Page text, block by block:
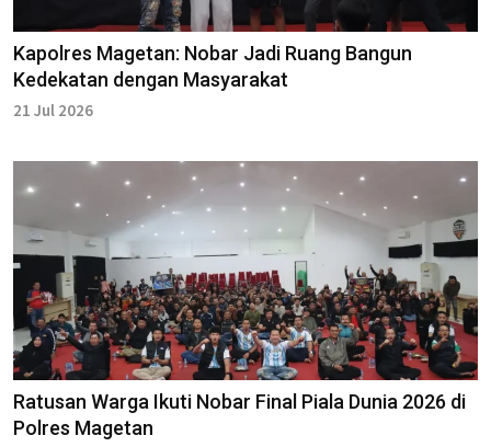
Kapolres Magetan: Nobar Jadi Ruang Bangun
Kedekatan dengan Masyarakat
21 Jul 2026
Ratusan Warga Ikuti Nobar Final Piala Dunia 2026 di
Polres Magetan